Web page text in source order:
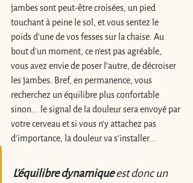
jambes sont peut-être croisées, un pied
touchant à peine le sol, et vous sentez le
poids d'une de vos fesses sur la chaise. Au
bout d'un moment, ce n'est pas agréable,
vous avez envie de poser l'autre, de décroiser
les jambes. Bref, en permanence, vous
recherchez un équilibre plus confortable
sinon... le signal de la douleur sera envoyé par
votre cerveau et si vous n'y attachez pas
d'importance, la douleur va s'installer...
L'équilibre dynamique est donc un